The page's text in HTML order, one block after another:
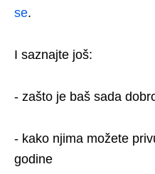
se.
I saznajte još:
- zašto je baš sada
- kako njima možete
godine